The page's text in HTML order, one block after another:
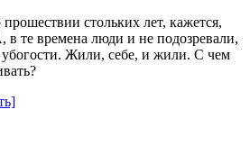
стольких лет, кажется,
в те времена люди и не подозревали,
убогости. Жили, себе, и жили. С чем